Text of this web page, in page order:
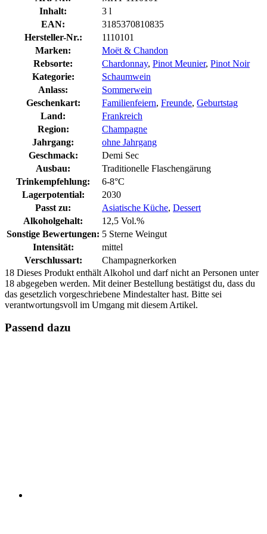
Inhalt:
3 l
EAN:
3185370810835
Hersteller-Nr.:
1110101
Marken:
Moët & Chandon
Rebsorte:
Chardonnay, Pinot Meunier, Pinot Noir
Kategorie:
Schaumwein
Anlass:
Sommerwein
Geschenkart:
Familienfeiern, Freunde, Geburtstag
Land:
Frankreich
Region:
Champagne
Jahrgang:
ohne Jahrgang
Geschmack:
Demi Sec
Ausbau:
Traditionelle Flaschengärung
Trinkempfehlung:
6-8°C
Lagerpotential:
2030
Passt zu:
Asiatische Küche, Dessert
Alkoholgehalt:
12,5 Vol.%
Sonstige Bewertungen: 5 Sterne Weingut
Intensität:
mittel
Verschlussart:
Champagnerkorken
18 Dieses Produkt enthält Alkohol und darf nicht an Personen unter
18 abgegeben werden. Mit deiner Bestellung bestätigst du, dass du
das gesetzlich vorgeschriebene Mindestalter hast. Bitte sei
verantwortungsvoll im Umgang mit diesem Artikel.
Passend dazu